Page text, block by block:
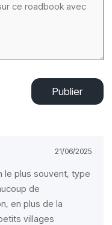
Publier
21/06/2025
le plus souvent, type
de
en plus de la
villages